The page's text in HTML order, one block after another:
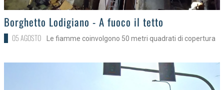
>
Borghetto Lodigiano - A fuoco il tetto
05 AGOSTO Le fiamme coinvolgono 50 metri quadrati di copertura